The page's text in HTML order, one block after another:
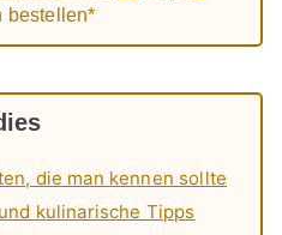
bestellen*
die man kennen sollte
kulinarische Tipps